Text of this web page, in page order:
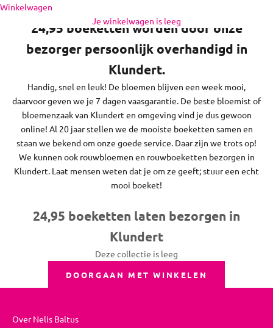
Naar inhoud
Winkelwagen
Je winkelwagen is leeg
regio daaromheen, op zon- en feestdagen bezorgen we niet.
24,95 boeketten worden door onze
bezorger persoonlijk overhandigd in
Klundert.
Handig, snel en leuk! De bloemen blijven een week mooi,
daarvoor geven we je 7 dagen vaasgarantie. De beste bloemist of
bloemenzaak van Klundert en omgeving vind je dus gewoon
online! Al 20 jaar stellen we de mooiste boeketten samen en
staan we bekend om onze goede service. Daar zijn we trots op!
We kunnen ook rouwbloemen en rouwboeketten bezorgen in
Klundert. Laat mensen weten dat je om ze geeft; stuur een echt
mooi boeket!
24,95 boeketten laten bezorgen in
Klundert
Deze collectie is leeg
DOORGAAN MET WINKELEN
Over Nelis Baltus